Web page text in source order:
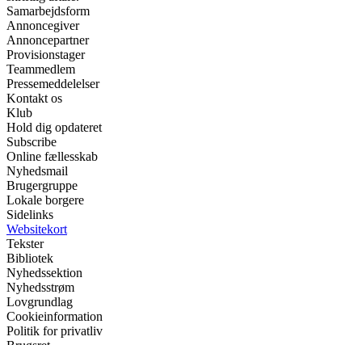
Samarbejdsform
Annoncegiver
Annoncepartner
Provisionstager
Teammedlem
Pressemeddelelser
Kontakt os
Klub
Hold dig opdateret
Subscribe
Online fællesskab
Nyhedsmail
Brugergruppe
Lokale borgere
Sidelinks
Websitekort
Tekster
Bibliotek
Nyhedssektion
Nyhedsstrøm
Lovgrundlag
Cookieinformation
Politik for privatliv